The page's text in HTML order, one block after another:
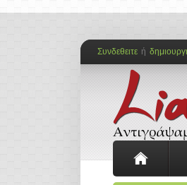
Συνδεθειτε ή